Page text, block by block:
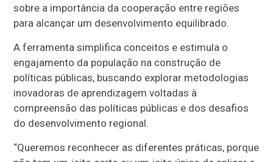
sobre a importância da cooperação entre regiões
para alcançar um desenvolvimento equilibrado.
A ferramenta simplifica conceitos e estimula o
engajamento da população na construção de
políticas públicas, buscando explorar metodologias
inovadoras de aprendizagem voltadas à
compreensão das políticas públicas e dos desafios
do desenvolvimento regional.
“Queremos reconhecer as diferentes práticas, porque